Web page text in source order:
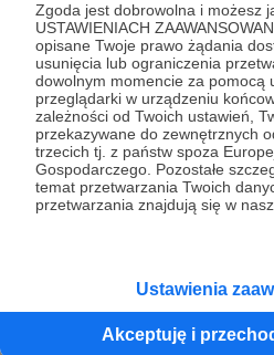
Zgoda jest dobrowolna i możesz
USTAWIENIACH
opisane Twoje prawo żądania
usunięcia lub ograniczenia
dowolnym momencie za pomocą
przeglądarki w urządzeniu
zależności od Twoich ustawień,
przekazywane do zewnętrznych
trzecich tj. z państw spoza
Gospodarczego. Pozostałe
temat przetwarzania Twoich
przetwarzania znajdują się w
Ustawienia
Akceptuję i
Dołącz do
Wesprzyj działalność Autora
teraz!
Zostań
Promowani autorzy